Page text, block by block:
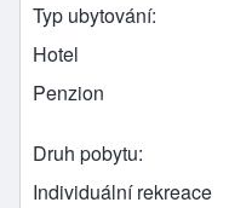
Typ ubytování
Hotel
Penzion
Druh pobytu
Individuální rekreace